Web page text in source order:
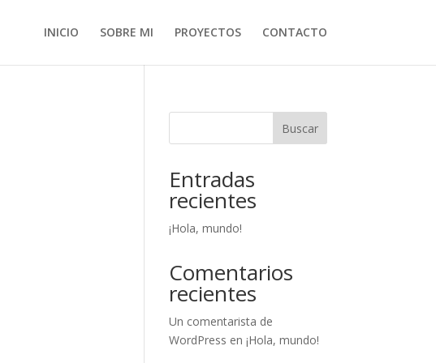
INICIO SOBRE MI PROYECTOS CONTACTO
Buscar
Entradas
recientes
¡Hola, mundo!
Comentarios
recientes
Un comentarista de
WordPress en¡Hola, mundo!